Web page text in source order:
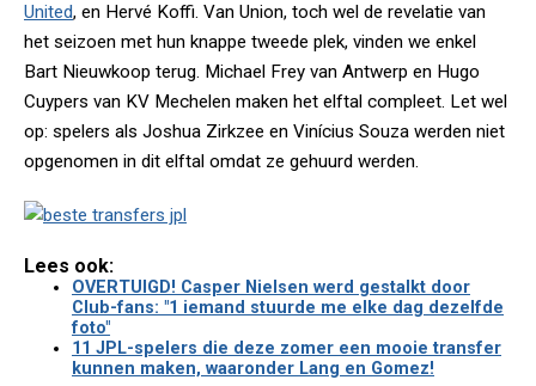
United, en Hervé Koffi. Van Union, toch wel de revelatie van
het seizoen met hun knappe tweede plek, vinden we enkel
Bart Nieuwkoop terug. Michael Frey van Antwerp en Hugo
Cuypers van KV Mechelen maken het elftal compleet. Let wel
op: spelers als Joshua Zirkzee en Vinícius Souza werden niet
opgenomen in dit elftal omdat ze gehuurd werden.
Lees ook:
OVERTUIGD! Casper Nielsen werd gestalkt door
Club-fans: "1 iemand stuurde me elke dag dezelfde
foto"
11 JPL-spelers die deze zomer een mooie transfer
kunnen maken, waaronder Lang en Gomez!